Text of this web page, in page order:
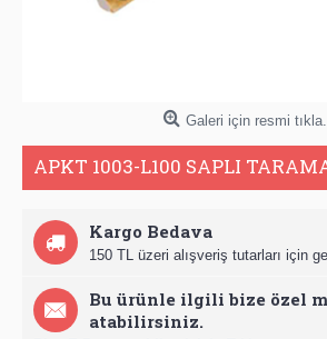
Galeri için resmi tıkla...
APKT 1003-L100 SAPLI
Kargo Bedava
150 TL üzeri alışveriş tutarları için
Bu ürünle ilgili bize özel
atabilirsiniz.